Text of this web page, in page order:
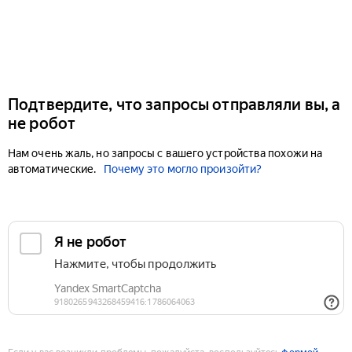
Подтвердите, что запросы отправляли вы, а
не робот
Нам очень жаль, но запросы с вашего устройства похожи на
автоматические.
Почему это могло произойти?